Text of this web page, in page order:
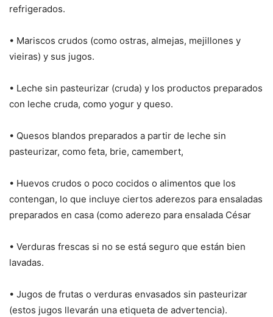
refrigerados.
• Mariscos crudos (como ostras, almejas, mejillones y
vieiras) y sus jugos.
• Leche sin pasteurizar (cruda) y los productos preparados
con leche cruda, como yogur y queso.
• Quesos blandos preparados a partir de leche sin
pasteurizar, como feta, brie, camembert,
• Huevos crudos o poco cocidos o alimentos que los
contengan, lo que incluye ciertos aderezos para ensaladas
preparados en casa (como aderezo para ensalada César
• Verduras frescas si no se está seguro que están bien
lavadas.
• Jugos de frutas o verduras envasados sin pasteurizar
(estos jugos llevarán una etiqueta de advertencia).